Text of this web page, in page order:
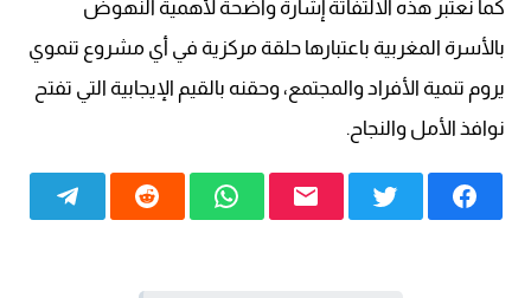
كما نعتبر هذه الالتفاتة إشارة واضحة لأهمية النهوض
بالأسرة المغربية باعتبارها حلقة مركزية في أي مشروع تنموي
يروم تنمية الأفراد والمجتمع، وحقنه بالقيم الإيجابية التي تفتح
نوافذ الأمل والنجاح.